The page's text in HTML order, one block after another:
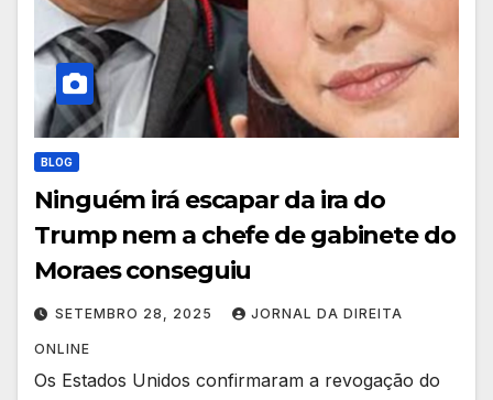
BLOG
Ninguém irá escapar da ira do
Trump nem a chefe de gabinete do
Moraes conseguiu
SETEMBRO 28, 2025 JORNAL DA DIREITA
ONLINE
Os Estados Unidos confirmaram a revogação do